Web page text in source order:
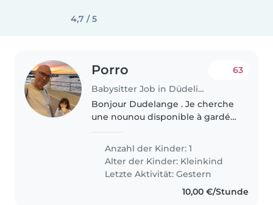
4,7 / 5
Porro
Babysitter Job in Düdelingen
63
Bonjour Dudelange . Je cherche
une nounou disponible à gardé
23heures possibilité de
hébergement merci de me
contacter..
Anzahl der Kinder: 1
Alter der Kinder: Kleinkind
Letzte Aktivität: Gestern
10,00 €/Stunde